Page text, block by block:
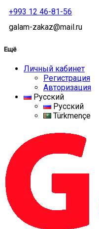
+993 12 46-81-56
galam-zakaz@mail.ru
Ещё
Личный кабинет
Регистрация
Авторизация
Русский
Русский
Türkmençe